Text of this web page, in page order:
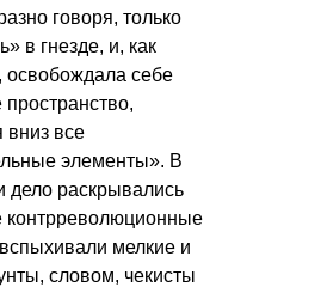
говоря, только
в гнезде, и, как
освобождала себе
вниз все
элементы». В
дело раскрывались
контрреволюционные
мелкие и
словом, чекисты